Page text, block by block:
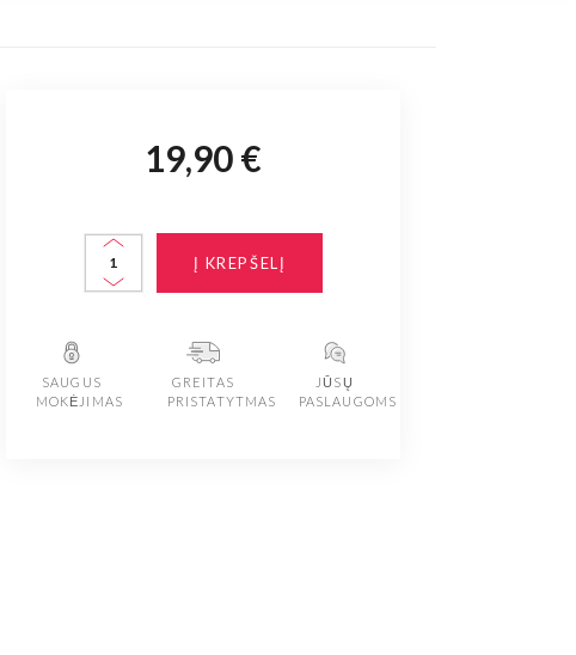
19,90 €
Į KREPŠELĮ
SAUGUS
MOKĖJIMAS
GREITAS
PRISTATYTMAS
JŪSŲ
PASLAUGOMS